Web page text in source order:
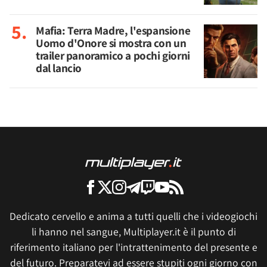
Mafia: Terra Madre, l'espansione
Uomo d'Onore si mostra con un
trailer panoramico a pochi giorni
dal lancio
Dedicato cervello e anima a tutti quelli che i videogiochi
li hanno nel sangue, Multiplayer.it è il punto di
riferimento italiano per l'intrattenimento del presente e
del futuro. Preparatevi ad essere stupiti ogni giorno con